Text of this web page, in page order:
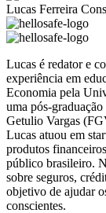
Lucas Ferreira
Lucas é redator e
experiência em
Economia pela
uma pós-
Getulio Vargas
Lucas atuou em
produtos
público brasileiro.
sobre seguros,
objetivo de ajudar
conscientes.